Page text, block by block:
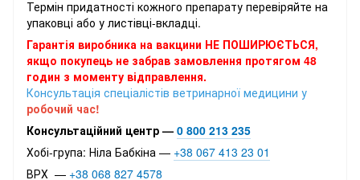
Термін придатності кожного препарату перевіряйте на
упаковці або у листівці-вкладці.
Гарантія виробника на вакцини НЕ ПОШИРЮЄТЬСЯ,
якщо покупець не забрав замовлення протягом 48
годин з моменту відправлення.
Консультація спеціалістів ветринарної медицини у
робочий час!
Консультаційний центр — 0 800 213 235
Хобі-група: Ніла Бабкіна — +38 067 413 23 01
ВРХ — +38 068 827 4578